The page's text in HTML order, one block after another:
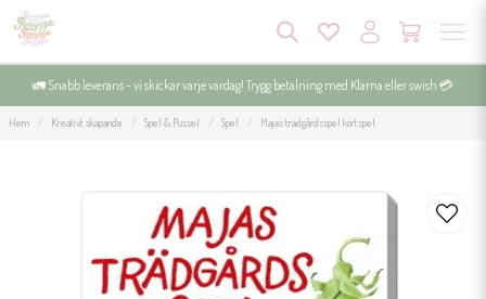
🚛 Snabb leverans - vi skickar varje vardag! Trygg betalning med Klarna eller swish 💳
Hem Kreativt skapande Spel & Pussel Spel Majas trädgårdsspel kortspel